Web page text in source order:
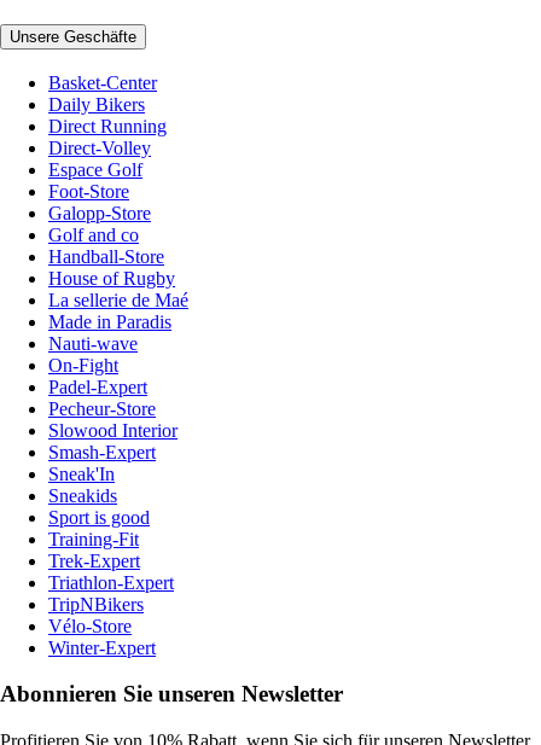
Unsere Geschäfte
Basket-Center
Daily Bikers
Direct Running
Direct-Volley
Espace Golf
Foot-Store
Galopp-Store
Golf and co
Handball-Store
House of Rugby
La sellerie de Maé
Made in Paradis
Nauti-wave
On-Fight
Padel-Expert
Pecheur-Store
Slowood Interior
Smash-Expert
Sneak'In
Sneakids
Sport is good
Training-Fit
Trek-Expert
Triathlon-Expert
TripNBikers
Vélo-Store
Winter-Expert
Abonnieren Sie unseren Newsletter
Profitieren Sie von 10% Rabatt, wenn Sie sich für unseren Newsletter